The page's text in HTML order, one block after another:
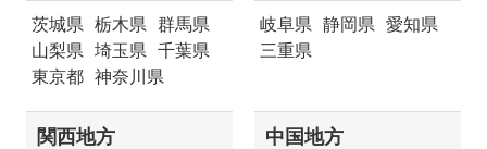
茨城県 栃木県
群馬県
山梨県
埼玉県
千葉県
東京都
神奈川県
岐阜県 静岡県
愛知県
三重県
関西地方 中国地方